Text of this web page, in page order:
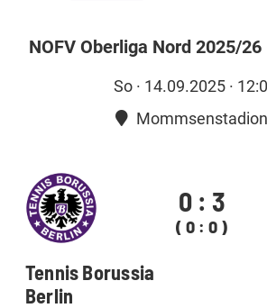
NOFV Oberliga Nord 2025/26
So · 14.09.2025 ·
Mommsenstadion
0 : 3
( 0 : 0 )
Tennis Borussia
Berlin